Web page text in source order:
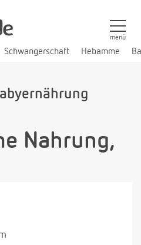
Schwangerschaft Hebamme
menü
Nahrung,